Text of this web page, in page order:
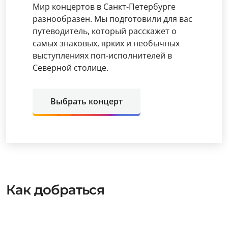
Мир концертов в Санкт-Петербурге
разнообразен. Мы подготовили для вас
путеводитель, который расскажет о
самых знаковых, ярких и необычных
выступлениях поп-исполнителей в
Северной столице.
Выбрать концерт
Как добраться